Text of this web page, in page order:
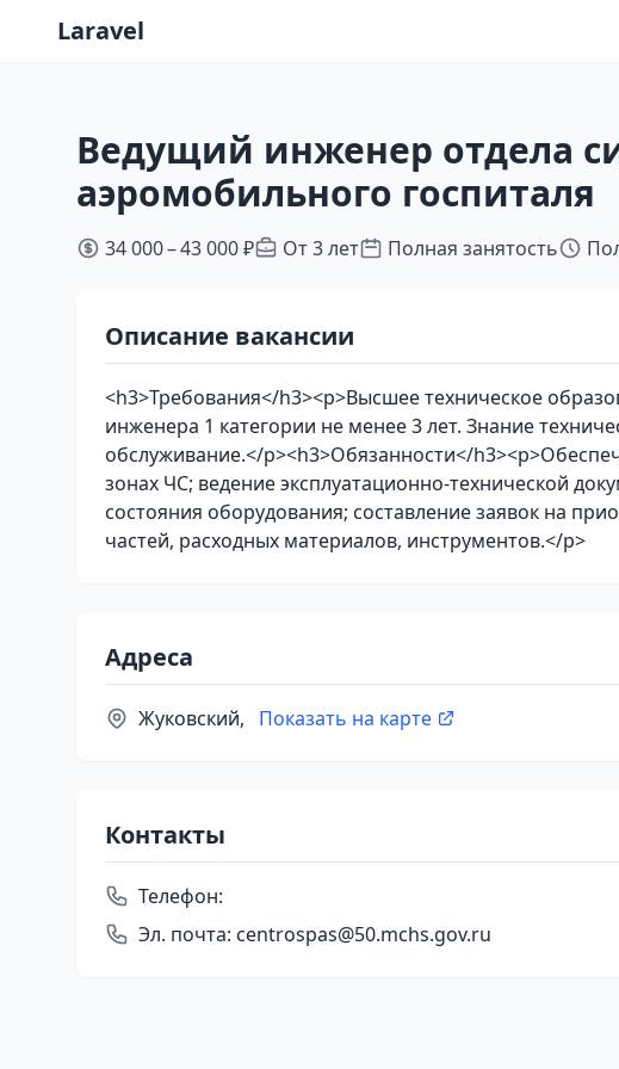
Laravel
Ведущий инженер отдела
аэромобильного госпиталя
34 000 – 43 000 ₽ От 3 лет Полная занятость
Описание вакансии
<h3>Требования</h3><p>Высшее техническое
инженера 1 категории не менее 3 лет. Знание
обслуживание.</p><h3>Обязанности</
зонах ЧС; ведение эксплуатационно-технической
состояния оборудования; составление заявок на
частей, расходных материалов, инструментов.</p>
Адреса
Жуковский, Показать на карте
Контакты
Телефон:
Эл. почта: centrospas@50.mchs.gov.ru